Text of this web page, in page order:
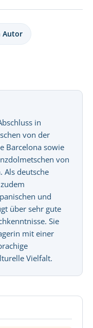
Autor
in
von der
Barcelona sowie
von
Als deutsche
und
über sehr gute
Sie
mit einer
Vielfalt.